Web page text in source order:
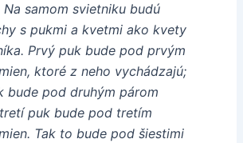
samom svietniku budú
s pukmi a kvetmi ako kvety
Prvý puk bude pod prvým
ktoré z neho vychádzajú;
bude pod druhým párom
puk bude pod tretím
Tak to bude pod šiestimi